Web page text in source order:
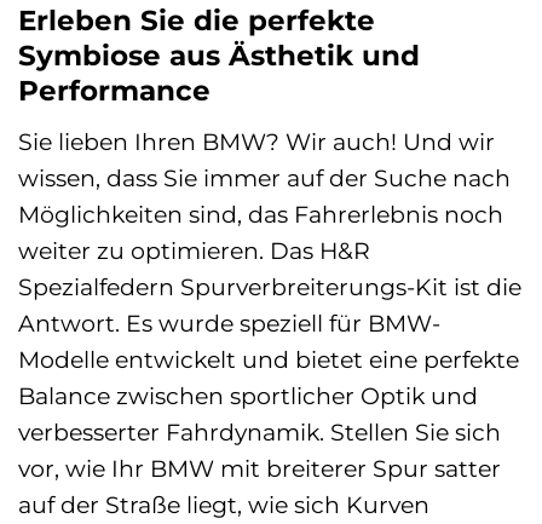
Erleben Sie die perfekte
Symbiose aus Ästhetik und
Performance
Sie lieben Ihren BMW? Wir auch! Und wir
wissen, dass Sie immer auf der Suche nach
Möglichkeiten sind, das Fahrerlebnis noch
weiter zu optimieren. Das H&R
Spezialfedern Spurverbreiterungs-Kit ist die
Antwort. Es wurde speziell für BMW-
Modelle entwickelt und bietet eine perfekte
Balance zwischen sportlicher Optik und
verbesserter Fahrdynamik. Stellen Sie sich
vor, wie Ihr BMW mit breiterer Spur satter
auf der Straße liegt, wie sich Kurven